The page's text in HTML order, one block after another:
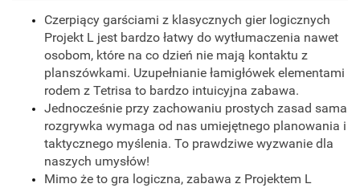
Czerpiący garściami z klasycznych gier logicznych
Projekt L jest bardzo łatwy do wytłumaczenia nawet
osobom, które na co dzień nie mają kontaktu z
planszówkami. Uzupełnianie łamigłówek elementami
rodem z Tetrisa to bardzo intuicyjna zabawa.
Jednocześnie przy zachowaniu prostych zasad sama
rozgrywka wymaga od nas umiejętnego planowania i
taktycznego myślenia. To prawdziwe wyzwanie dla
naszych umysłów!
Mimo że to gra logiczna, zabawa z Projektem L